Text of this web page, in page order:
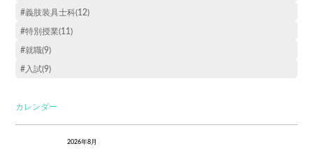
#義肢装具士科(12)
#特別授業(11)
#就職(9)
#入試(9)
カレンダー
2026年8月